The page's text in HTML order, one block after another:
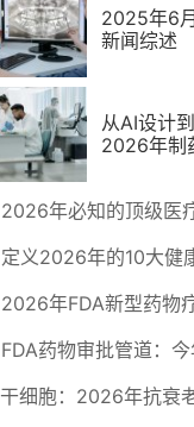
2025年6
新闻综述
从AI设计
2026年制
2026年必知的顶级医
2026年FDA新型药物
干细胞：2026年抗衰